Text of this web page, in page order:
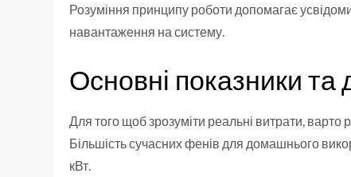
Розуміння принципу роботи допомагає
навантаження на систему.
Основні показники та
Для того щоб зрозуміти реальні витрати,
Більшість сучасних фенів для домашнього
кВт.